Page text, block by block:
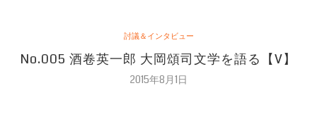
討議＆インタビュー
No.005 酒卷英一郎 大岡頌司文学を語る【V】
2015年8月1日